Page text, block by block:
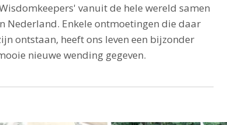
vanuit de hele wereld samen
Nederland. Enkele ontmoetingen die daar
ontstaan, heeft ons leven een bijzonder
nieuwe wending gegeven.